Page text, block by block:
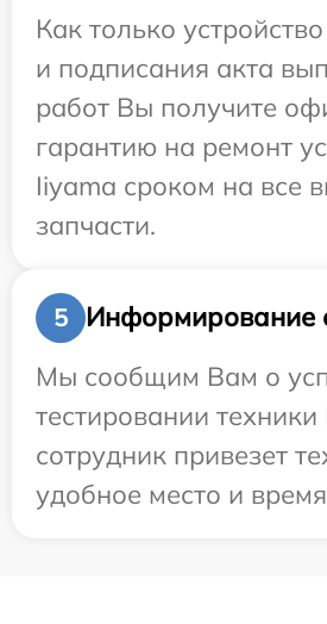
Как только
и подписания акта
работ Вы получите
гарантию на ремонт
Iiyama сроком на все
запчасти.
5
Информирование
Мы сообщим Вам о
тестировании
сотрудник привезет
удобное место и